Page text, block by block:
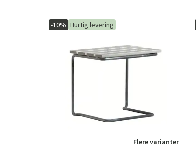
-10% Hurtig levering
Flere varianter